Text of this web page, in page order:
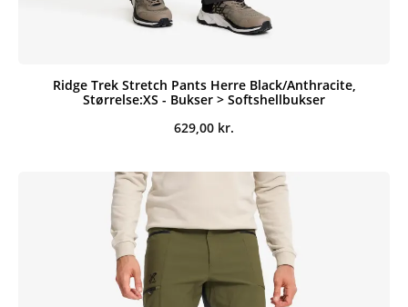
Ridge Trek Stretch Pants Herre Black/Anthracite,
Størrelse:XS - Bukser > Softshellbukser
629,00 kr.